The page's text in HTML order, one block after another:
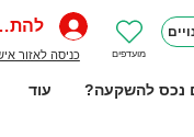
כניסה לאזור מועדפים
נכס להשקעה? עוד